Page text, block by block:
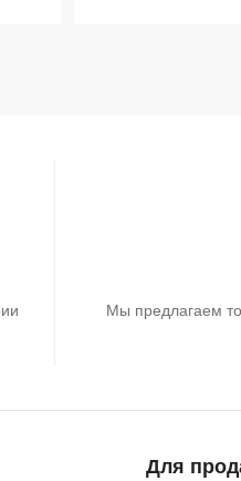
Мы предлагаем
Для